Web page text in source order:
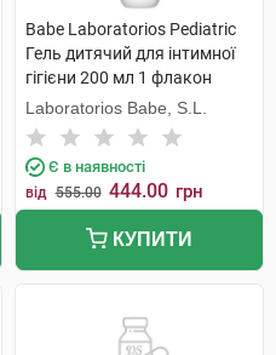
Babe Laboratorios Pediatric
Гель дитячий для інтимної
гігієни 200 мл 1 флакон
Laboratorios Babe, S.L.
Є в наявності
від 555.00 444.00 грн
КУПИТИ